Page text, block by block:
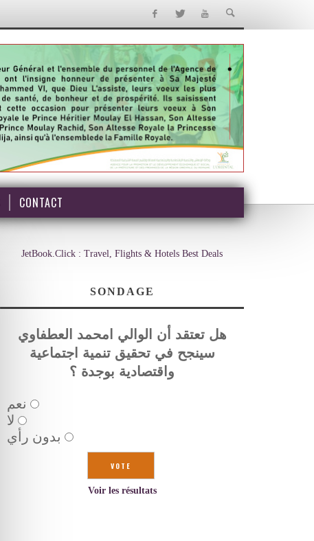
CONTACT
JetBook.Click : Travel, Flights & Hotels Best Deals
SONDAGE
هل تعتقد أن الوالي امحمد العطفاوي
سينجح في تحقيق تنمية اجتماعية
واقتصادية بوجدة ؟
نعم
لا
بدون رأي
Voir les résultats